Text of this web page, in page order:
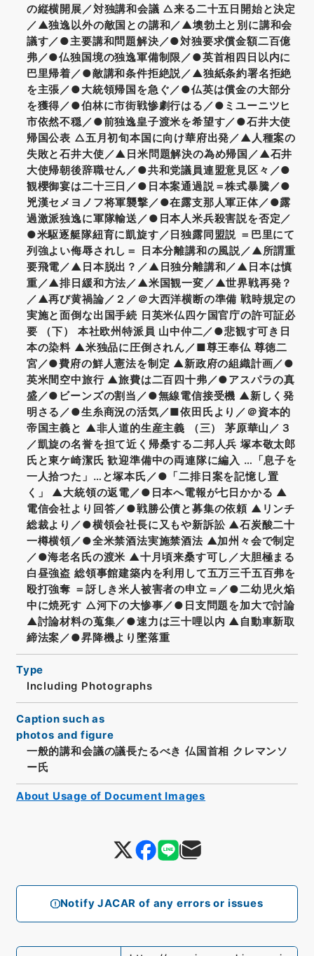
Notify JACAR of any errors or issues
の縦横開展／対独講和会議 △来る二十五日開始と決定
／▲独逸以外の敵国との講和／▲墺勃土と別に講和会
議す／●主要講和問題解決／●対独要求償金額二百億
弗／●仏独国境の独逸軍備制限／●英首相四日以内に
巴里帰着／●敵講和条件拒絶説／▲独紙条約署名拒絶
を主張／●大統領帰国を急ぐ／●仏英は償金の大部分
を獲得／●伯林に市街戦惨劇行はる／●ミユーニツヒ
市依然不穏／●前独逸皇子渡米を希望す／●石井大使
帰国公表 △五月初旬本国に向け華府出発／▲人種案の
失敗と石井大使／▲日米問題解決の為め帰国／▲石井
大使帰朝後辞職せん／●共和党議員連盟意見区々／●
観櫻御宴は二十三日／●日本案通過説＝株式暴騰／●
兇漢セメヨノフ将軍襲撃／●在露支那人軍正体／●露
過激派独逸に軍隊輸送／●日本人米兵殺害説を否定／
●米駆逐艇隊紐育に凱旋す／日独露同盟説 ＝巴里にて
列強よい侮辱されし＝ 日本分離講和の風説／▲所謂重
要飛電／▲日本脱出？／▲日独分離講和／▲日本は慎
重／▲排日緩和方法／▲米国観一変／▲世界戦再発？
／▲再び黄禍論／２／＠大西洋横断の準備 戦時規定の
実施と面倒な出国手続 日英米仏四ケ国官庁の許可証必
要 （下） 本社欧州特派員 山中仲二／●悲観す可き日
本の染料 ▲米独品に圧倒されん／■尊王奉仏 尊徳二
宮／●費府の鮮人憲法を制定 ▲新政府の組織計画／●
英米間空中旅行 ▲旅費は二百四十弗／●アスパラの真
盛／●ビーンズの割当／●無線電信接受機 ▲新しく発
明さる／●生糸商況の活気／■依田氏より／＠資本的
帝国主義と ▲非人道的生産主義 （三） 茅原華山／３
／凱旋の名誉を担て近く帰桑する二邦人兵 塚本敬太郎
氏と東ケ崎潔氏 歓迎準備中の両連隊に編入 …「息子を
一人拾つた」…と塚本氏／●「二排日案を記憶し置
く」 ▲大統領の返電／●日本へ電報が七日かかる ▲
電信会社より回答／●戦勝公債と募集の依頼 ▲リンチ
総裁より／●横領会社長に又もや新訴訟 ▲石炭酸二十
一樽横領／●全米禁酒法実施禁酒法 ▲加州々会で制定
／●海老名氏の渡米 ▲十月頃来桑す可し／大胆極まる
白昼強盗 総領事館建築内を利用して五万三千五百弗を
殴打強奪 ＝訝しき米人被害者の申立＝／●二幼児火焔
中に焼死す △河下の大惨事／●日支問題を加大で討論
▲討論材料の蒐集／●速力は三十哩以内 ▲自動車新取
締法案／●昇降機より墜落重
Type
Including Photographs
Caption such as
photos and figure
一般的講和会議の議長たるべき 仏国首相 クレマンソ
ー氏
About Usage of Document Images